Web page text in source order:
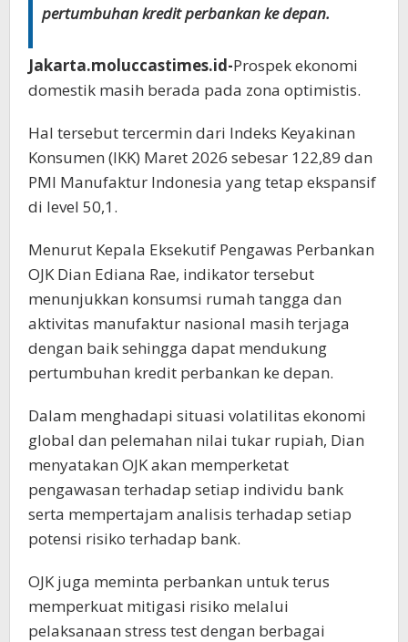
pertumbuhan kredit perbankan ke depan.
Jakarta.moluccastimes.id-Prospek ekonomi
domestik masih berada pada zona optimistis.
Hal tersebut tercermin dari Indeks Keyakinan
Konsumen (IKK) Maret 2026 sebesar 122,89 dan
PMI Manufaktur Indonesia yang tetap ekspansif
di level 50,1.
Menurut Kepala Eksekutif Pengawas Perbankan
OJK Dian Ediana Rae, indikator tersebut
menunjukkan konsumsi rumah tangga dan
aktivitas manufaktur nasional masih terjaga
dengan baik sehingga dapat mendukung
pertumbuhan kredit perbankan ke depan.
Dalam menghadapi situasi volatilitas ekonomi
global dan pelemahan nilai tukar rupiah, Dian
menyatakan OJK akan memperketat
pengawasan terhadap setiap individu bank
serta mempertajam analisis terhadap setiap
potensi risiko terhadap bank.
OJK juga meminta perbankan untuk terus
memperkuat mitigasi risiko melalui
pelaksanaan stress test dengan berbagai